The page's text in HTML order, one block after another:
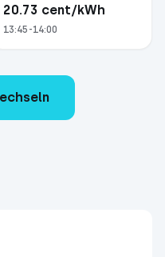
20.73 cent/kWh
13:45-14:00